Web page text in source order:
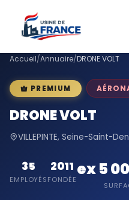
Accueil/Annuaire/DRONE VOLT
PREMIUM
DRONE VOLT
VILLEPINTE, Seine-Saint-
35
EMPLOYÉS
2011
FONDÉE
ex 5